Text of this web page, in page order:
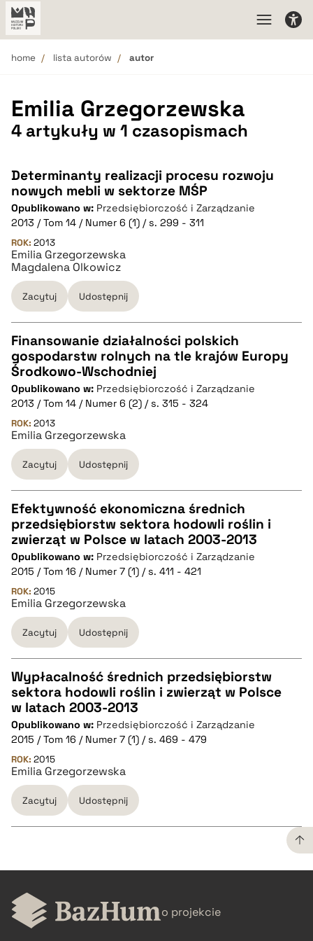
home lista autorów autor
Emilia Grzegorzewska
4 artykuły w 1 czasopismach
Determinanty realizacji procesu rozwoju
nowych mebli w sektorze MŚP
Opublikowano w: Przedsiębiorczość i Zarządzanie
2013 / Tom 14 / Numer 6 (1) / s. 299 - 311
ROK: 2013
Emilia Grzegorzewska
Magdalena Olkowicz
Zacytuj Udostępnij
CZYSTY TEKST
pobierz cytat
BIBTEX
pobierz cytat
Finansowanie działalności polskich
gospodarstw rolnych na tle krajów Europy
Środkowo-Wschodniej
Opublikowano w: Przedsiębiorczość i Zarządzanie
2013 / Tom 14 / Numer 6 (2) / s. 315 - 324
ROK: 2013
Emilia Grzegorzewska
Zacytuj Udostępnij
CZYSTY TEKST
pobierz cytat
BIBTEX
pobierz cytat
Efektywność ekonomiczna średnich
przedsiębiorstw sektora hodowli roślin i
zwierząt w Polsce w latach 2003-2013
Opublikowano w: Przedsiębiorczość i Zarządzanie
2015 / Tom 16 / Numer 7 (1) / s. 411 - 421
ROK: 2015
Emilia Grzegorzewska
Zacytuj Udostępnij
CZYSTY TEKST
pobierz cytat
BIBTEX
pobierz cytat
Wypłacalność średnich przedsiębiorstw
sektora hodowli roślin i zwierząt w Polsce
w latach 2003-2013
Opublikowano w: Przedsiębiorczość i Zarządzanie
2015 / Tom 16 / Numer 7 (1) / s. 469 - 479
ROK: 2015
Emilia Grzegorzewska
Zacytuj Udostępnij
CZYSTY TEKST
pobierz cytat o projekcie